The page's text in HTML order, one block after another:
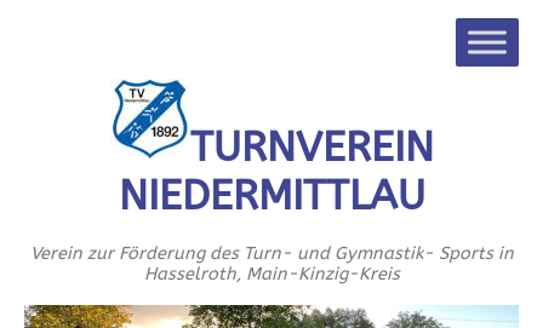
TURNVEREIN
NIEDERMITTLAU
Verein zur Förderung des Turn- und Gymnastik- Sports in
Hasselroth, Main-Kinzig-Kreis